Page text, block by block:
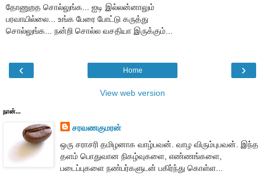
தோணுறத சொல்லுங்க... ஐடி இல்லன்னாலும்
பரவாயில்லை... உங்க பேரை போட்டு கருத்து
சொல்லுங்க... நன்றி சொல்ல வசதியா இருக்கும்...
‹ ›
Home
View web version
நான்...
சரவணகுமரன்
ஒரு சராசரி தமிழனாக வாழ்பவன். வாழ விரும்புபவன். இந்த
தளம் பொதுவான நிகழ்வுகளை, எண்ணங்களை,
படைப்புகளை நண்பர்களுடன் பகிர்ந்து கொள்ள...